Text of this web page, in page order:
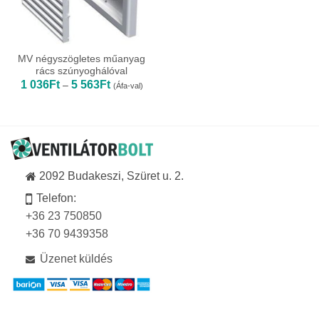
MV négyszögletes műanyag
rács szúnyoghálóval
1 036Ft – 5 563FtÁrtartomány:
1
(Áfa-val)
2092 Budakeszi, Szüret u. 2.
Telefon:
+36 23 750850
+36 70 9439358
Üzenet küldés